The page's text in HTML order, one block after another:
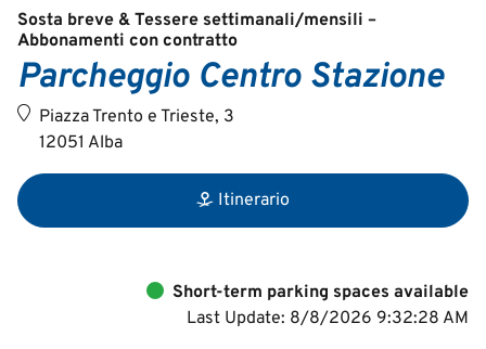
MyBestInParking - ONLINE
Italian
English
Sosta breve & Tessere settimanali/mensili –
Abbonamenti con contratto
Parcheggio Centro Stazione
Piazza Trento e Trieste, 3
12051 Alba
Itinerario
Short-term parking spaces available
Last Update: 8/8/2026 9:32:28 AM